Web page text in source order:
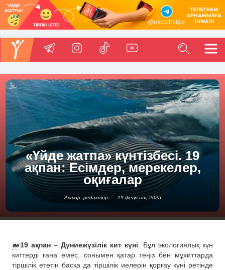
«Үйде жатпа» күнтізбесі. 19
ақпан: Есімдер, мерекелер,
оқиғалар
Автор: редактор 19 февраля, 2025
🐋19 ақпан – Дүниежүзілік кит күні. Бұл экологиялық күн
киттерді ғана емес, сонымен қатар теңіз бен мұхиттарда
тіршілік ететін басқа да тіршілік иелерін қорғау күні ретінде